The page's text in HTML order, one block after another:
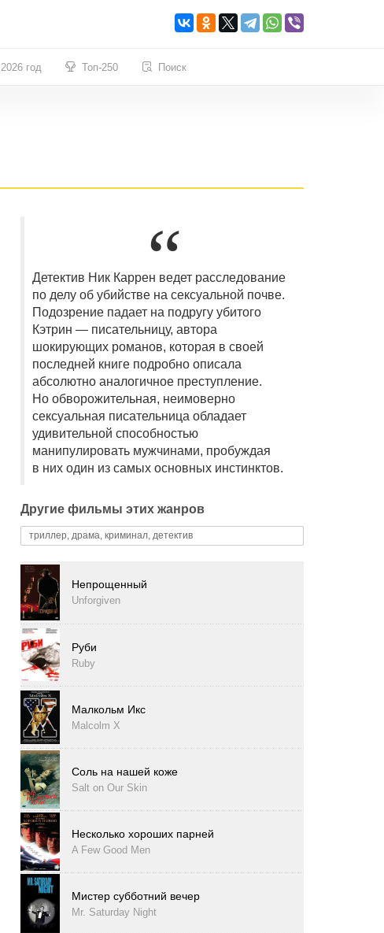
2026 год Топ-250 Поиск
Детектив Ник Каррен ведет расследование
по делу об убийстве на сексуальной почве.
Подозрение падает на подругу убитого
Кэтрин — писательницу, автора
шокирующих романов, которая в своей
последней книге подробно описала
абсолютно аналогичное преступление.
Но обворожительная, неимоверно
сексуальная писательница обладает
удивительной способностью
манипулировать мужчинами, пробуждая
в них один из самых основных инстинктов.
Другие фильмы этих жанров
триллер, драма, криминал, детектив
Непрощенный
Unforgiven
Руби
Ruby
Малкольм Икс
Malcolm X
Соль на нашей коже
Salt on Our Skin
Несколько хороших парней
A Few Good Men
Мистер субботний вечер
Mr. Saturday Night